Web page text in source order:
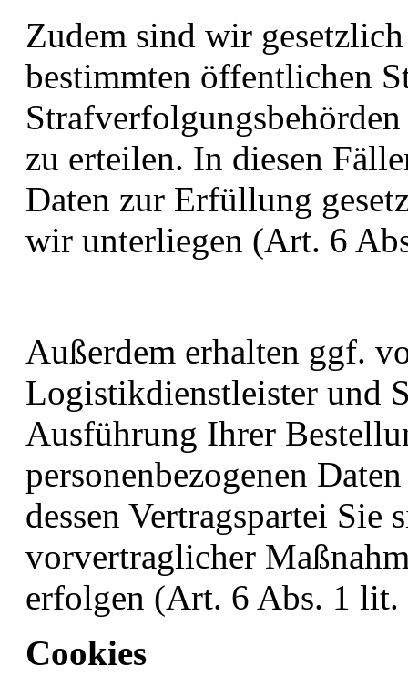
Zudem sind wir
bestimmten öffentlichen
zu erteilen. In diesen
Daten zur Erfüllung
wir unterliegen (Art. 6
Außerdem erhalten ggf.
Logistikdienstleister und
Ausführung Ihrer
personenbezogenen
dessen Vertragspartei
vorvertraglicher
erfolgen (Art. 6 Abs. 1
Cookies